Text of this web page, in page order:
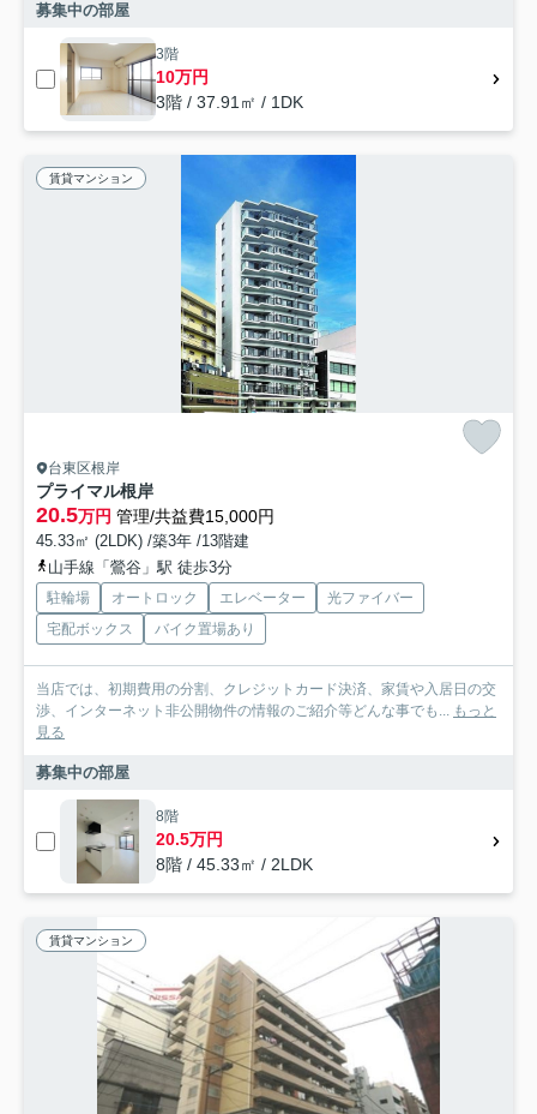
募集中の部屋
3階
10万円
3階 / 37.91㎡ / 1DK
賃貸マンション
台東区根岸
プライマル根岸
20.5万円 管理/共益費15,000円
45.33㎡ (2LDK) /築3年 /13階建
山手線「鶯谷」駅 徒歩3分
駐輪場 オートロック エレベーター
光ファイバー
宅配ボックス
バイク置場あり
当店では、初期費用の分割、クレジットカード決済、家賃や入居日の交
渉、インターネット非公開物件の情報のご紹介等どんな事でも... もっと
見る
募集中の部屋
8階
20.5万円
8階 / 45.33㎡ / 2LDK
賃貸マンション